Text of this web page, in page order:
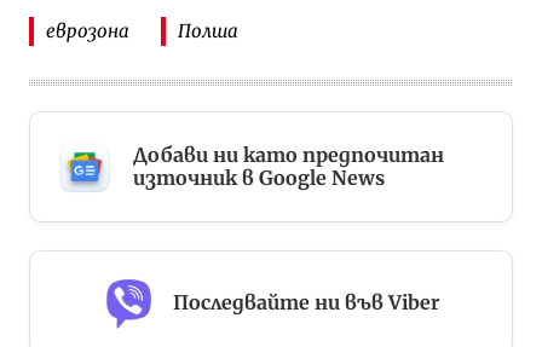
еврозона Полша
Добави ни като предпочитан
източник в Google News
Последвайте ни във Viber